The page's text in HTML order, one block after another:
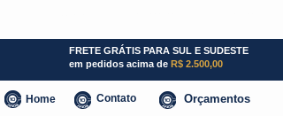
FRETE GRÁTIS PARA SUL E SUDESTE
em pedidos acima de R$ 2.500,00
Home Contato Orçamentos